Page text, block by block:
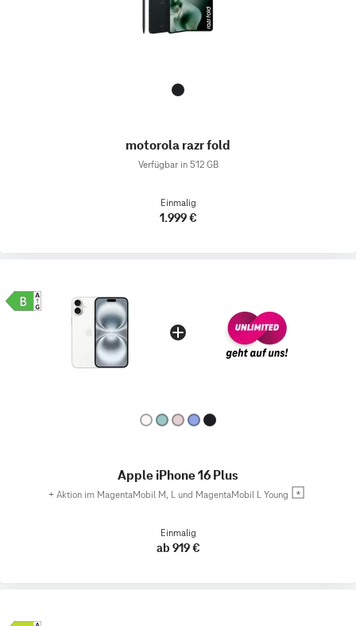
motorola razr fold
Verfügbar in 512 GB
Einmalig
1.999 €
Apple iPhone 16 Plus
+ Aktion im MagentaMobil M, L und MagentaMobil L Young
Einmalig
ab 919 €